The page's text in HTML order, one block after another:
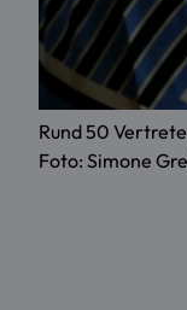
Rund 50
Foto: Simone